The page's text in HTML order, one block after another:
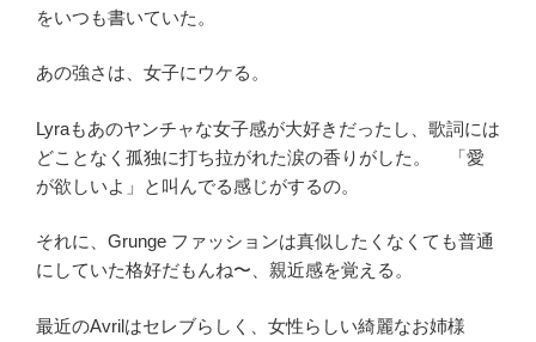
をいつも書いていた。
あの強さは、女子にウケる。
Lyraもあのヤンチャな女子感が大好きだったし、歌詞には
どことなく孤独に打ち拉がれた涙の香りがした。 「愛
が欲しいよ」と叫んでる感じがするの。
それに、Grunge ファッションは真似したくなくても普通
にしていた格好だもんね〜、親近感を覚える。
最近のAvrilはセレブらしく、女性らしい綺麗なお姉様